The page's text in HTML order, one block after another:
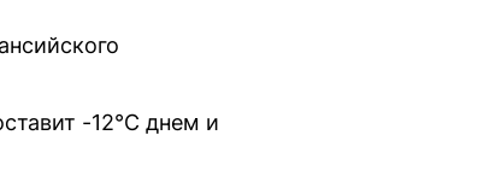
-12°C днем и